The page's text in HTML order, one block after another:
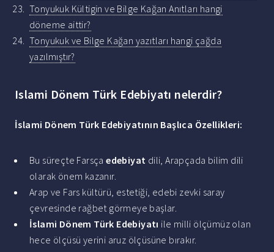
Tonyukuk Kültigin ve Bilge Kağan Anıtları hangi
döneme aittir?
Tonyukuk ve Bilge Kağan yazıtları hangi çağda
yazılmıştır?
Islami Dönem Türk Edebiyatı nelerdir?
İslami Dönem Türk Edebiyatının Başlıca Özellikleri:
Bu süreçte Farsçaedebiyat dili, Arapçada bilim dili
olarak önem kazanır.
Arap ve Fars kültürü, estetiği, edebi zevki saray
çevresinde rağbet görmeye başlar.
İslami Dönem Türk Edebiyatı ile milli ölçümüz olan
hece ölçüsü yerini aruz ölçüsüne bırakır.